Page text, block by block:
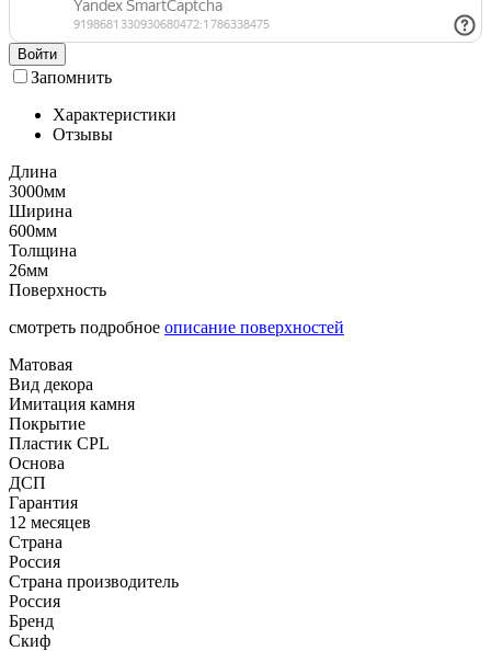
Войти
Запомнить
Характеристики
Отзывы
Длина
3000мм
Ширина
600мм
Толщина
26мм
Поверхность
смотреть подробное описание поверхностей
Матовая
Вид декора
Имитация камня
Покрытие
Пластик CPL
Основа
ДСП
Гарантия
12 месяцев
Страна
Россия
Страна производитель
Россия
Бренд
Скиф